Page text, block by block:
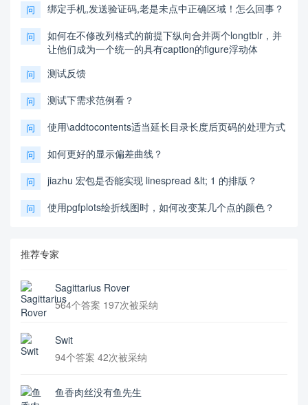
问 绑定手机,发送验证码,老是未点中正确区域！怎么回事？
问
如何在不修改列格式的前提下纵向合并两个longtblr，并
让他们成为一个统一的具有caption的figure浮动体
问 测试反馈
问 测试下需求范例看？
问 使用\addtocontents适当延长目录长度后页码的处理方式
问 如何更好的显示偏差曲线？
问 jiazhu 宏包是否能实现 linespread &lt; 1 的排版？
问 使用pgfplots绘折线图时，如何改变某几个点的颜色？
推荐专家
Sagittarius Rover
564个答案 197次被采纳
Swit
94个答案 42次被采纳
鱼香肉丝没有鱼先生